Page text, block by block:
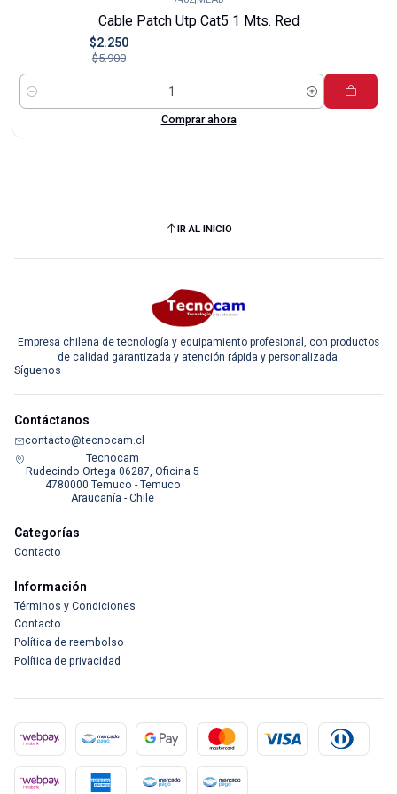
Cable Patch Utp Cat5 1 Mts. Red
$2.250
$5.900
Cantidad
Comprar ahora
IR AL INICIO
Empresa chilena de tecnología y equipamiento profesional, con productos
de calidad garantizada y atención rápida y personalizada.
Síguenos
Contáctanos
contacto@tecnocam.cl
Tecnocam
Rudecindo Ortega 06287, Oficina 5
4780000 Temuco - Temuco
Araucanía - Chile
Categorías
Contacto
Información
Términos y Condiciones
Contacto
Política de reembolso
Política de privacidad